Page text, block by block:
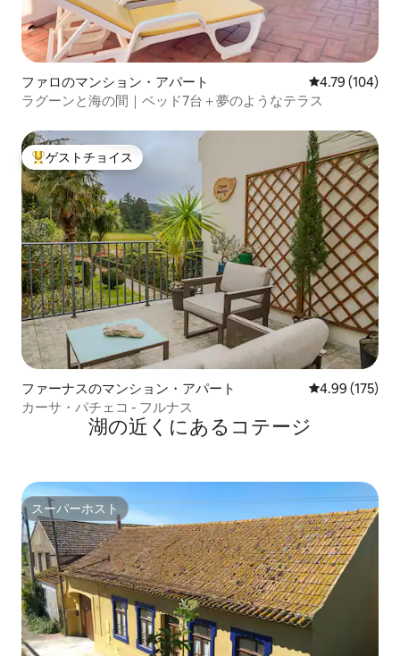
ファロのマンション・アパート レビュー104
4.79 (104)
ラグーンと海の間｜ベッド7台＋夢のようなテラス
大好評のゲストチョイスです。
ゲストチョイス
ファーナスのマンション・アパート レビュー175
4.99 (175)
カーサ・パチェコ - フルナス
湖の近くにあるコテージ
スーパーホスト
スーパーホスト